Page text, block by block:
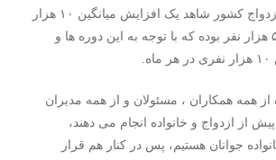
تلاش های سایر دستگاه ها در قوای سه گانه، تا دی ماه امسال در خصوص میانگین ازدواج کشور شاهد یک افزایش میانگین ۱۰ هزار
نفری در هر ماه بوده ایم. به طوریکه تا پایان سال گذشته، میانگین ازدواج، ماهانه ۵۸ هزار نفر بوده که با توجه به این دوره ها و
از همه همکاران ، مسئولان و از همه مدیران
از ازدواج و خانواده انجام می دهند،
جوانان هستیم، پس در کنار هم قرار